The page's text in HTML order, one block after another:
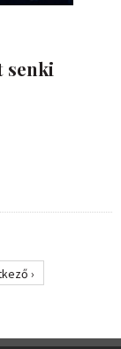
senki
›